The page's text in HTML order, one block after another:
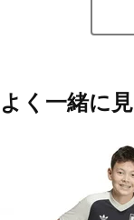
よく一緒に